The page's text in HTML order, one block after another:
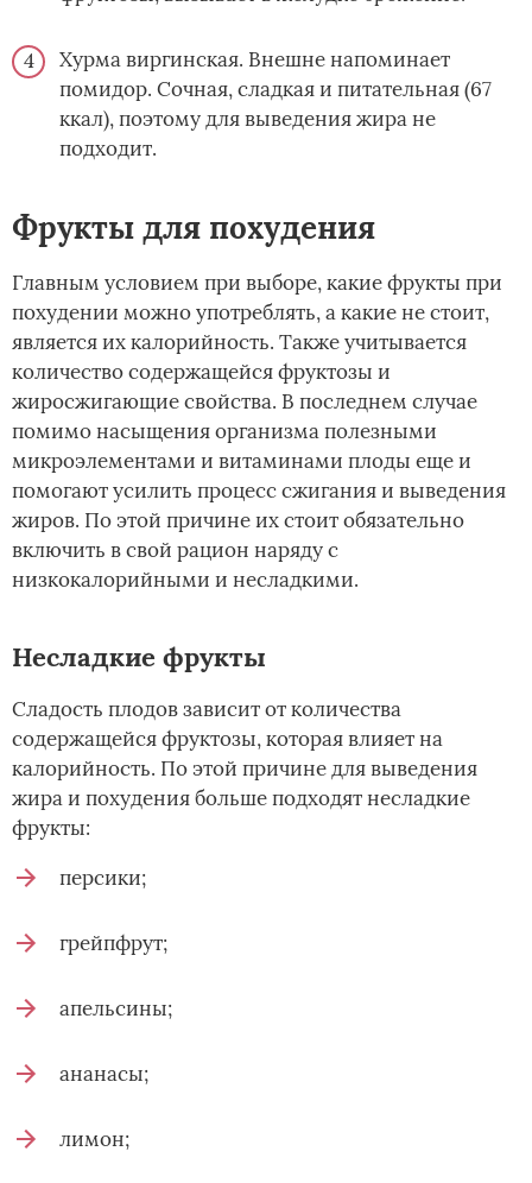
Хурма виргинская. Внешне напоминает
помидор. Сочная, сладкая и питательная (67
ккал), поэтому для выведения жира не
подходит.
Фрукты для похудения
Главным условием при выборе, какие фрукты при
похудении можно употреблять, а какие не стоит,
является их калорийность. Также учитывается
количество содержащейся фруктозы и
жиросжигающие свойства. В последнем случае
помимо насыщения организма полезными
микроэлементами и витаминами плоды еще и
помогают усилить процесс сжигания и выведения
жиров. По этой причине их стоит обязательно
включить в свой рацион наряду с
низкокалорийными и несладкими.
Несладкие фрукты
Сладость плодов зависит от количества
содержащейся фруктозы, которая влияет на
калорийность. По этой причине для выведения
жира и похудения больше подходят несладкие
фрукты:
персики;
грейпфрут;
апельсины;
ананасы;
лимон;